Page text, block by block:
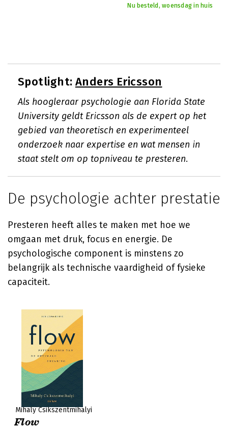
Nu besteld, woensdag in huis
Spotlight: Anders Ericsson
Als hoogleraar psychologie aan Florida State
University geldt Ericsson als de expert op het
gebied van theoretisch en experimenteel
onderzoek naar expertise en wat mensen in
staat stelt om op topniveau te presteren.
De psychologie achter prestatie
Presteren heeft alles te maken met hoe we
omgaan met druk, focus en energie. De
psychologische component is minstens zo
belangrijk als technische vaardigheid of fysieke
capaciteit.
Mihaly Csikszentmihalyi
Flow